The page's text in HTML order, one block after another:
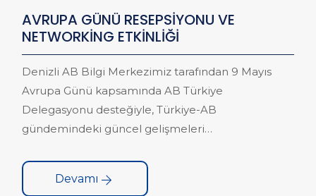
AVRUPA GÜNÜ RESEPSİYONU VE
NETWORKİNG ETKİNLİĞİ
Denizli AB Bilgi Merkezimiz tarafından 9 Mayıs
Avrupa Günü kapsamında AB Türkiye
Delegasyonu desteğiyle, Türkiye-AB
gündemindeki güncel gelişmeleri
araya gelmek amacıyla “Avrupa Günü Resepsiyonu
ve Networking Etkinliği” düzenlenecektir.
Devamı